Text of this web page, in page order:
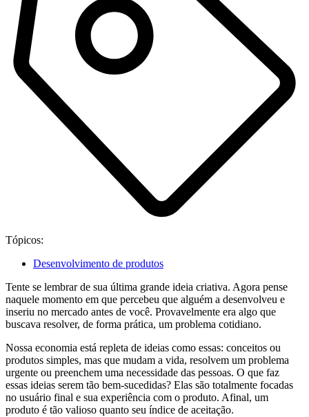
Tópicos:
Desenvolvimento de produtos
Tente se lembrar de sua última grande ideia criativa. Agora pense
naquele momento em que percebeu que alguém a desenvolveu e
inseriu no mercado antes de você. Provavelmente era algo que
buscava resolver, de forma prática, um problema cotidiano.
Nossa economia está repleta de ideias como essas: conceitos ou
produtos simples, mas que mudam a vida, resolvem um problema
urgente ou preenchem uma necessidade das pessoas. O que faz
essas ideias serem tão bem-sucedidas? Elas são totalmente focadas
no usuário final e sua experiência com o produto. Afinal, um
produto é tão valioso quanto seu índice de aceitação.